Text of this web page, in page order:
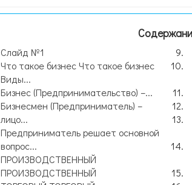
Слайд №1
Что такое бизнес Что такое бизнес
Виды...
Бизнес (Предпринимательство) –...
Бизнесмен (Предприниматель) –
лицо...
Предприниматель решает основной
вопрос...
ПРОИЗВОДСТВЕННЫЙ
ПРОИЗВОДСТВЕННЫЙ